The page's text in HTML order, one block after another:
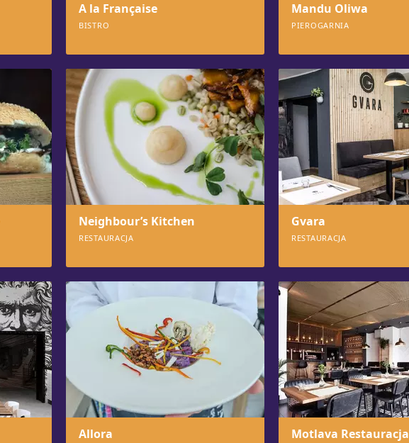
A la Française
BISTRO
Mandu Oliwa
PIEROGARNIA
Neighbour’s Kitchen
RESTAURACJA
Gvara
RESTAURACJA
Allora Motlava Restauracja